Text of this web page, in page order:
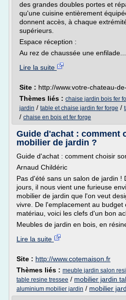
des grandes doubles portes et
qu'une cuisine entièrement
donnent accès, à chaque
supérieurs.
Espace réception :
Au rez de chaussée une enfilade...
Lire la suite
Site : http://www.votre-chateau-
Thèmes liés : chaise jardin bois fer
jardin / table et chaise jardin fer forge /
/ chaise en bois et fer forge
Guide d'achat : comment
mobilier de jardin ?
Guide d'achat : comment choisir
Arnaud Childéric
Pas d'été sans un salon de jardin !
jours, il nous vient une furieuse
mobilier de jardin que l'on veut
vivre. De l'emplacement au budget
matériau, voici les clefs d'un bon
Meubles de jardin en bois, en
Lire la suite
Site : http://www.cotemaison.fr
Thèmes liés : meuble jardin salon
table resine tressee / mobilier jardin
aluminium mobilier jardin / mobilier